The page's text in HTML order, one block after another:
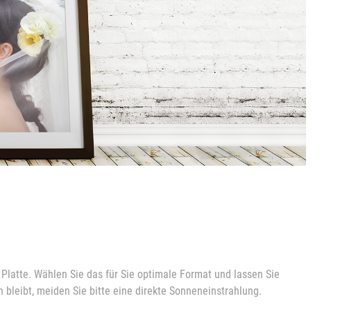
Wählen Sie das für Sie optimale Format und lassen Sie
meiden Sie bitte eine direkte Sonneneinstrahlung.